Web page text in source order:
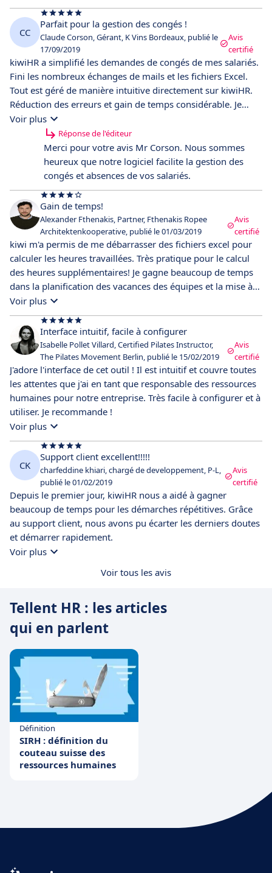
CC
Parfait pour la gestion des congés !
Claude Corson, Gérant, K Vins Bordeaux, publié le
17/09/2019
Avis
certifié
kiwiHR a simplifié les demandes de congés de mes salariés.
Fini les nombreux échanges de mails et les fichiers Excel.
Tout est géré de manière intuitive directement sur kiwiHR.
Réduction des erreurs et gain de temps considérable. Je
recommande.
Voir plus
Réponse de l'éditeur
Merci pour votre avis Mr Corson. Nous sommes
heureux que notre logiciel facilite la gestion des
congés et absences de vos salariés.
Gain de temps!
Alexander Fthenakis, Partner, Fthenakis Ropee
Architektenkooperative, publié le 01/03/2019
Avis
certifié
kiwi m'a permis de me débarrasser des fichiers excel pour
calculer les heures travaillées. Très pratique pour le calcul
des heures supplémentaires! Je gagne beaucoup de temps
dans la planification des vacances des équipes et la mise à
jour du solde des congés.
Voir plus
Interface intuitif, facile à configurer
Isabelle Pollet Villard, Certified Pilates Instructor,
The Pilates Movement Berlin, publié le 15/02/2019
Avis
certifié
J'adore l'interface de cet outil ! Il est intuitif et couvre toutes
les attentes que j'ai en tant que responsable des ressources
humaines pour notre entreprise. Très facile à configurer et à
utiliser. Je recommande !
Voir plus
CK
Support client excellent!!!!!
charfeddine khiari, chargé de developpement, P-L,
publié le 01/02/2019
Avis
certifié
Depuis le premier jour, kiwiHR nous a aidé à gagner
beaucoup de temps pour les démarches répétitives. Grâce
au support client, nous avons pu écarter les derniers doutes
et démarrer rapidement.
Voir plus
Voir tous les avis
Tellent HR : les articles
qui en parlent
Définition
SIRH : définition du
couteau suisse des
ressources humaines